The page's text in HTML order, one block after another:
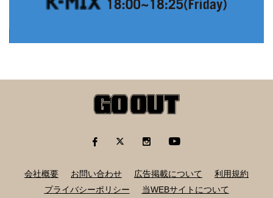
会社概要 お問い合わせ 広告掲載について
利用規約
プライバシーポリシー
当WEBサイトについて